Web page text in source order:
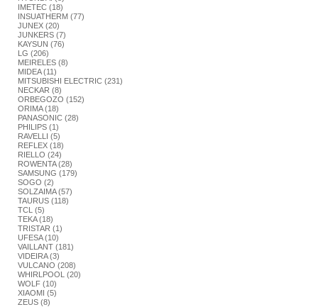
IMETEC (18)
INSUATHERM (77)
JUNEX (20)
JUNKERS (7)
KAYSUN (76)
LG (206)
MEIRELES (8)
MIDEA (11)
MITSUBISHI ELECTRIC (231)
NECKAR (8)
ORBEGOZO (152)
ORIMA (18)
PANASONIC (28)
PHILIPS (1)
RAVELLI (5)
REFLEX (18)
RIELLO (24)
ROWENTA (28)
SAMSUNG (179)
SOGO (2)
SOLZAIMA (57)
TAURUS (118)
TCL (5)
TEKA (18)
TRISTAR (1)
UFESA (10)
VAILLANT (181)
VIDEIRA (3)
VULCANO (208)
WHIRLPOOL (20)
WOLF (10)
XIAOMI (5)
ZEUS (8)